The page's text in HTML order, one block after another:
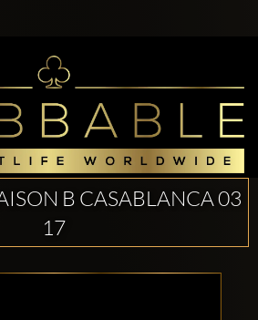
B CASABLANCA 03
17